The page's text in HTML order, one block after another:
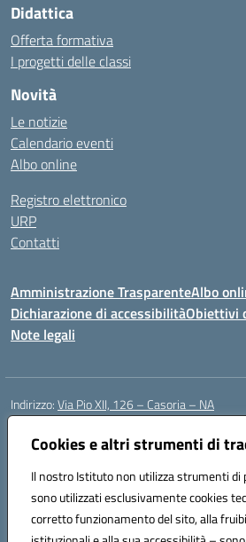
Cookies e altri strumenti di
Il nostro Istituto non utilizza strumenti di
sono utilizzati esclusivamente cookies
corretto funzionamento del sito, alla
Didattica
Offerta formativa
I progetti delle classi
Novità
Le notizie
Calendario eventi
Albo online
Registro elettronico
URP
Contatti
Amministrazione TrasparenteAlbo
Dichiarazione di accessibilitàObiettivi
Note legali
Indirizzo:Via Pio XII, 126 – Casoria – NA
Centralino:
Posta elettronica certificata (PEC):
Codice fiscale: 93056760635
Codice meccanografico:NAIC8ET00D
Codice Indice delle Pubbliche Amministrazioni
Codice unico di fatturazione (CUF): UFVE8K